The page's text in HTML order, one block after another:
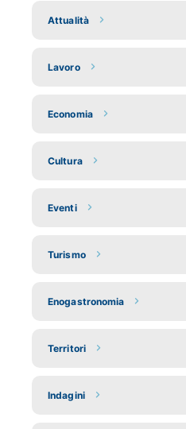
Attualità
Lavoro
Economia
Cultura
Eventi
Turismo
Enogastronomia
Territori
Indagini